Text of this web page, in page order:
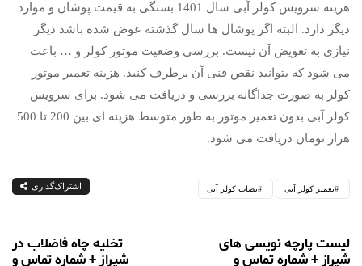
هزینه سرویس کولر آبی سال 1401 بستگی به قیمت پوشان و موارد
دیگر دارد. البته اگر پوشال ها سال گذشته عوض شده باشد دیگر
نیازی به تعویض آن نیست. بررسی وضعیت موتور کولر و … باعث
می شود که بتوانید نقص فنی آن برطرف کنید. هزینه تعمیر موتور
کولر به صورت جداگانه بررسی و دریافت می شود. برای سرویس
کولر آبی بدون تعمیر موتور به طور متوسط هزینه ای بین 200 تا 500
هزار تومان دریافت می شود.
تعمیر کولر آبی نصاب کولر آبی اشتراک‌گذاری
تخلیه چاه فاضلاب در
شیراز + شماره تماس و
لیست پارچه نویسی های
شیراز + شماره تماس و